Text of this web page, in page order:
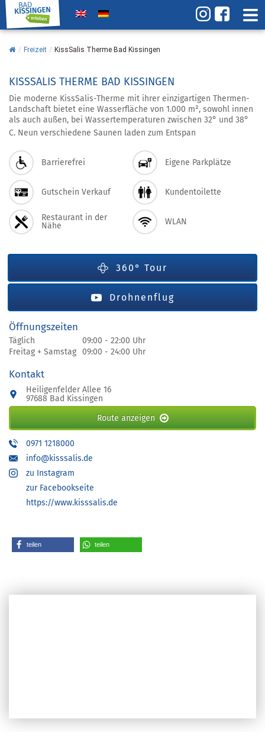
/ Freizeit / KissSalis Therme Bad Kissingen
KISSSALIS THERME BAD KISSINGEN
Die moderne KissSalis-Therme mit ihrer einzigartigen Thermen-
Landschaft bietet eine Wasserfläche von 1.000 m², sowohl innen
als auch außen, bei Wassertemperaturen zwischen 32° und 38°
C. Neun verschiedene Saunen laden zum Entspan
Barrierefrei Eigene Parkplätze
Gutschein Verkauf Kundentoilette
Restaurant in der
Nähe
WLAN
360° Tour
Drohnenflug
Öffnungszeiten
Täglich
09:00 - 22:00 Uhr
Freitag + Samstag 09:00 - 24:00 Uhr
Kontakt
Heiligenfelder Allee 16
97688 Bad Kissingen
Route anzeigen
0971 1218000
info@kisssalis.de
zu Instagram
zur Facebookseite
https://www.kisssalis.de
teilen teilen